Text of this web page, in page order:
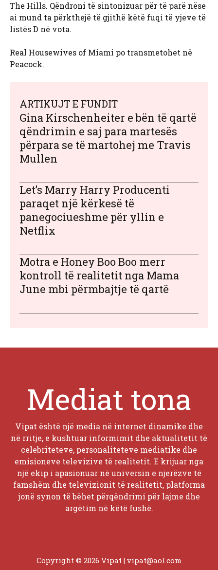
The Hills. Qëndroni të sintonizuar për të parë nëse
ai mund ta përkthejë të gjithë këtë fuqi të yjeve të
listës D në vota.
Real Housewives of Miami po transmetohet në
Peacock.
ARTIKUJT E FUNDIT
Gina Kirschenheiter e bën të qartë
qëndrimin e saj para martesës
përpara se të martohej me Travis
Mullen
Let’s Marry Harry Producenti
paraqet një kërkesë të
panegociueshme për yllin e
Netflix
Motra e Honey Boo Boo merr
kontroll të realitetit nga Mama
June mbi përmbajtje të qartë
Mediat tona
Vipat është një media në internet dinamike dhe
në rritje, e kushtuar informimit dhe aktualitetit të
celebriteteve, personaliteteve mediatike dhe
emisioneve televizive të realitetit. E krijuar nga
një ekip i apasionuar në universin e njerëzve të
famshëm dhe televizionit të realitetit, platforma
jonë synon të bëhet përqëndrimi për lajme dhe
argëtim në këtë fushë.
Copyright © 2026 Vipat | vipat@aol.com